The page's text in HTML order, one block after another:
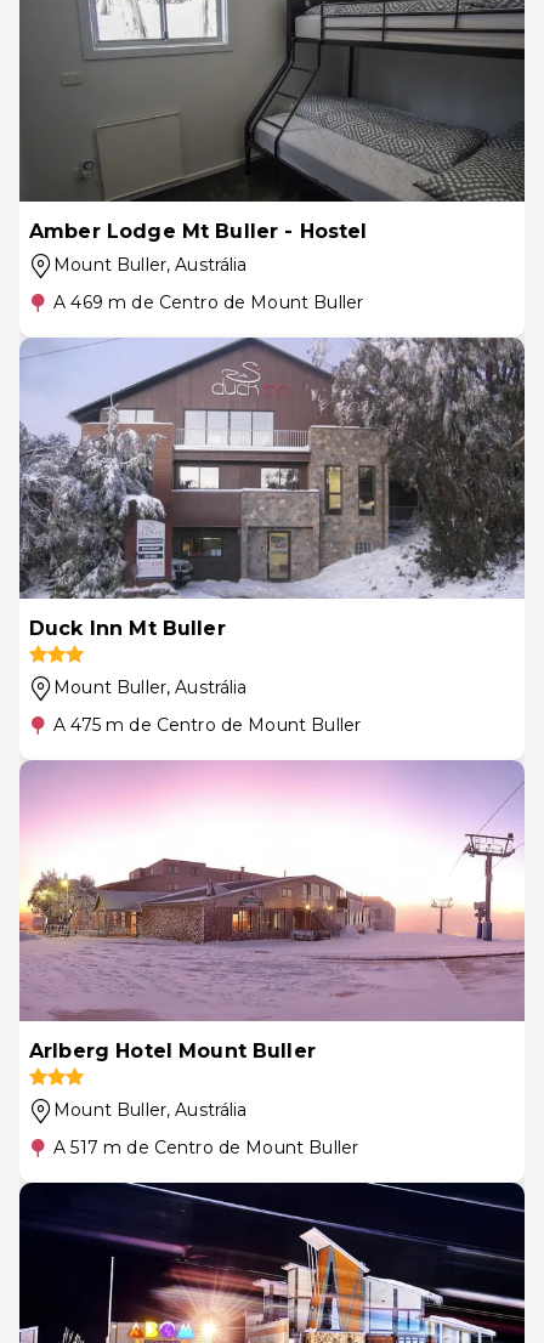
Amber Lodge Mt Buller - Hostel
Mount Buller, Austrália
A 469 m de Centro de Mount Buller
Duck Inn Mt Buller
Mount Buller, Austrália
A 475 m de Centro de Mount Buller
Arlberg Hotel Mount Buller
Mount Buller, Austrália
A 517 m de Centro de Mount Buller